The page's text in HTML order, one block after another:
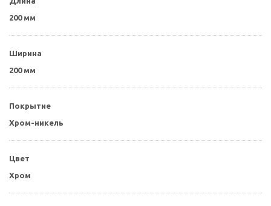
200 мм
Ширина
200 мм
Покрытие
Хром-никель
Цвет
Хром